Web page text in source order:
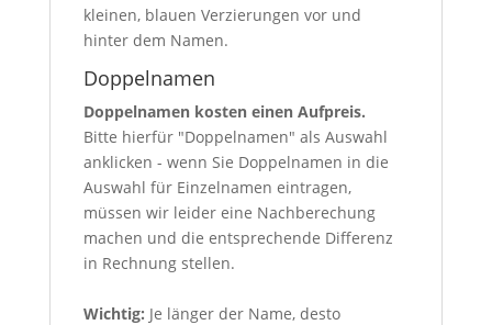
kleinen, blauen Verzierungen vor und
hinter dem Namen.
Doppelnamen
Doppelnamen kosten einen Aufpreis.
Bitte hierfür "Doppelnamen" als Auswahl
anklicken - wenn Sie Doppelnamen in die
Auswahl für Einzelnamen eintragen,
müssen wir leider eine Nachberechung
machen und die entsprechende Differenz
in Rechnung stellen.
Wichtig: Je länger der Name, desto